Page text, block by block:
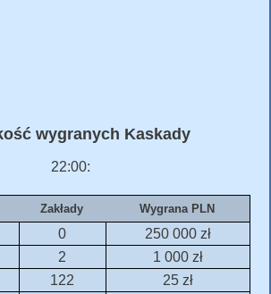
wygranych Kaskady
22:00:
Zakłady Wygrana PLN
0
250 000 zł
2
1 000 zł
122
25 zł